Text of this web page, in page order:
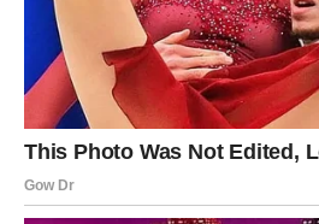
Obilje dolazi kao
nagrada